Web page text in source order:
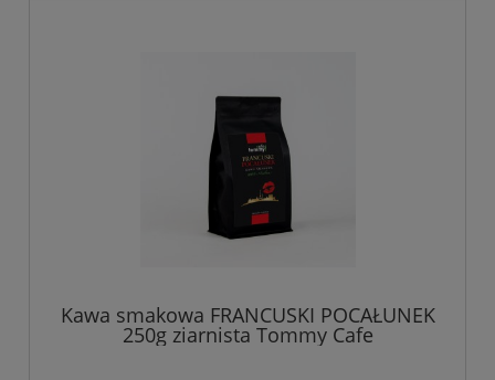
Kawa smakowa FRANCUSKI POCAŁUNEK
250g ziarnista Tommy Cafe